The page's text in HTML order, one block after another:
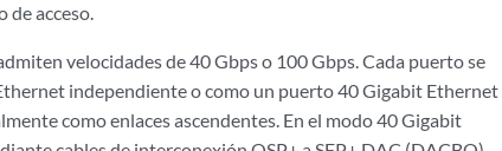
de acceso.
velocidades de 40 Gbps o 100 Gbps. Cada puerto se
independiente o como un puerto 40 Gigabit Ethernet
como enlaces ascendentes. En el modo 40 Gigabit